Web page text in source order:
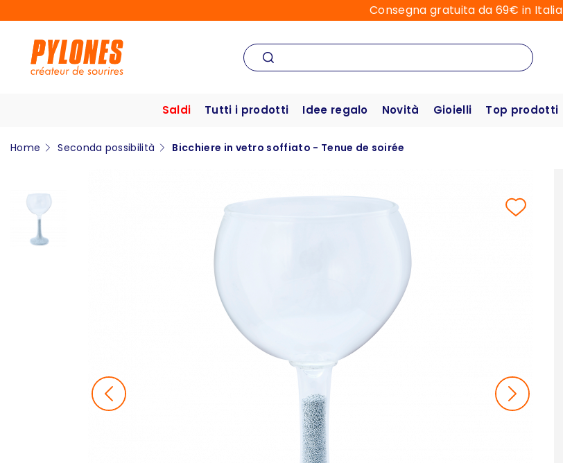
Consegna gratuita da 69€ in Italia
Saldi Tutti i prodotti Idee regalo Novità Gioielli Top prodotti
Home Seconda possibilità Bicchiere in vetro soffiato - Tenue de soirée